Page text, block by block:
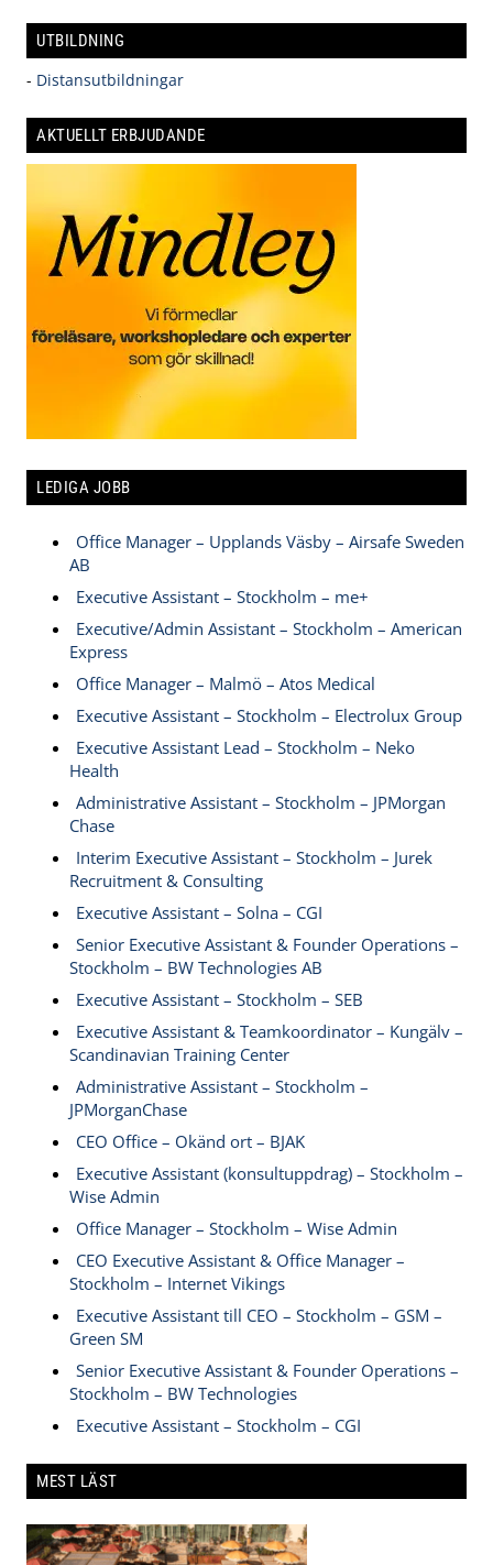
UTBILDNING
- Distansutbildningar
AKTUELLT ERBJUDANDE
LEDIGA JOBB
Office Manager – Upplands Väsby – Airsafe Sweden
AB
Executive Assistant – Stockholm – me+
Executive/Admin Assistant – Stockholm – American
Express
Office Manager – Malmö – Atos Medical
Executive Assistant – Stockholm – Electrolux Group
Executive Assistant Lead – Stockholm – Neko
Health
Administrative Assistant – Stockholm – JPMorgan
Chase
Interim Executive Assistant – Stockholm – Jurek
Recruitment & Consulting
Executive Assistant – Solna – CGI
Senior Executive Assistant & Founder Operations –
Stockholm – BW Technologies AB
Executive Assistant – Stockholm – SEB
Executive Assistant & Teamkoordinator – Kungälv –
Scandinavian Training Center
Administrative Assistant – Stockholm –
JPMorganChase
CEO Office – Okänd ort – BJAK
Executive Assistant (konsultuppdrag) – Stockholm –
Wise Admin
Office Manager – Stockholm – Wise Admin
CEO Executive Assistant & Office Manager –
Stockholm – Internet Vikings
Executive Assistant till CEO – Stockholm – GSM –
Green SM
Senior Executive Assistant & Founder Operations –
Stockholm – BW Technologies
Executive Assistant – Stockholm – CGI
MEST LÄST